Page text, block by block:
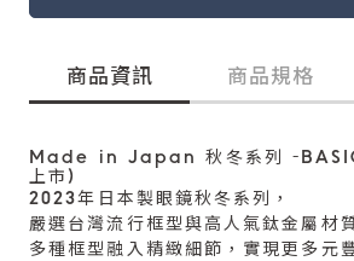
商品資訊 商品規格
Made in Japan 秋冬系列 -
上市)
2023年日本製眼鏡秋冬系列，
嚴選台灣流行框型與高人氣鈦金屬材
多種框型融入精緻細節，實現更多元